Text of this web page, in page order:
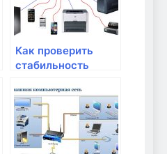
Как проверить
стабильность
соединения?